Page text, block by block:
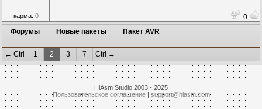
карма: 0
0
Форумы
Новые пакеты Пакет AVR
← Ctrl 1 2 3 7 Ctrl →
HiAsm Studio 2003 - 2025
Пользовательское соглашение| support@hiasm.com